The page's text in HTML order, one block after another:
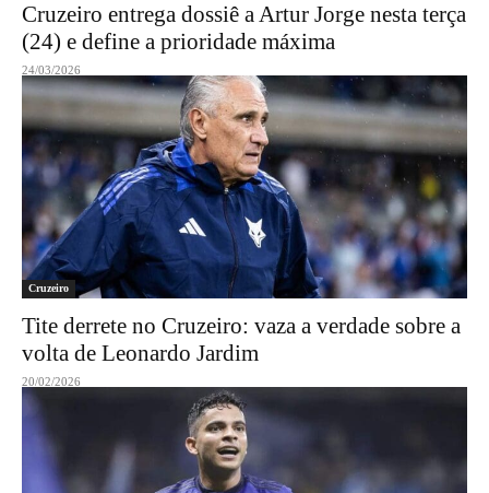
Cruzeiro entrega dossiê a Artur Jorge nesta terça
(24) e define a prioridade máxima
24/03/2026
Cruzeiro
Tite derrete no Cruzeiro: vaza a verdade sobre a
volta de Leonardo Jardim
20/02/2026